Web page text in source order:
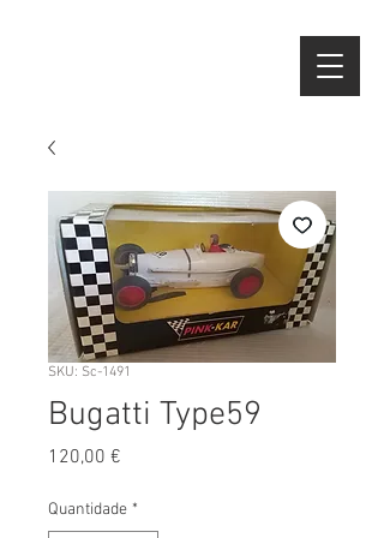
SKU: Sc-1491
Bugatti Type59
120,00 €
Quantidade *